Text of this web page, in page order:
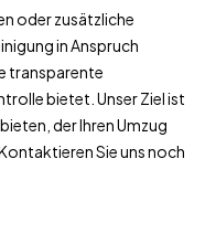
oder zusätzliche
in Anspruch
transparente
bietet. Unser Ziel ist
der Ihren Umzug
Sie uns noch